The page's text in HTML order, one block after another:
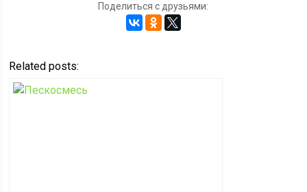
Поделиться с друзьями:
Related posts: